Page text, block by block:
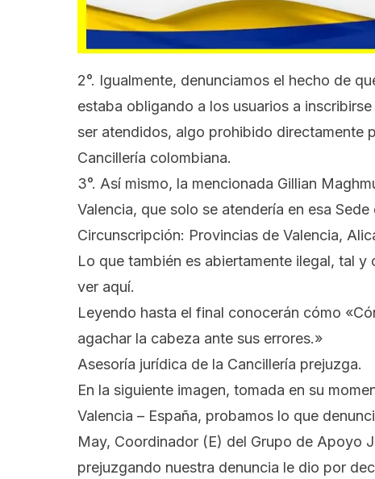
2°. Igualmente, denunciamos el hecho de
estaba obligando a los usuarios a
ser atendidos, algo prohibido directamente
Cancillería colombiana.
3°. Así mismo, la mencionada Gillian
Valencia, que solo se atendería en esa
Circunscripción: Provincias de Valencia,
Lo que también es abiertamente ilegal, tal
ver aquí.
Leyendo hasta el final conocerán cómo
agachar la cabeza ante sus errores.»
Asesoría jurídica de la Cancillería prejuzga.
En la siguiente imagen, tomada en su
Valencia – España, probamos lo que
May, Coordinador (E) del Grupo de Apoyo
prejuzgando nuestra denuncia le dio por